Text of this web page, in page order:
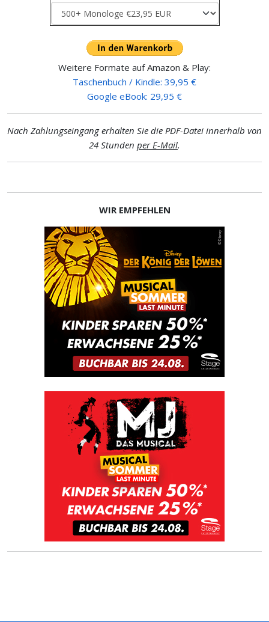
Weitere Formate auf Amazon & Play:
Taschenbuch / Kindle: 39,95 €
Google eBook: 29,95 €
Nach Zahlungseingang erhalten Sie die PDF-Datei innerhalb von
24 Stunden per E-Mail.
WIR EMPFEHLEN